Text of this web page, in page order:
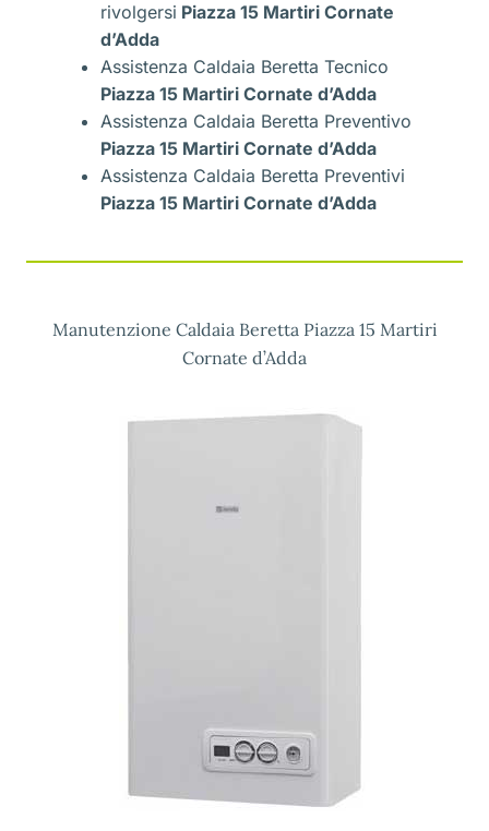
rivolgersi Piazza 15 Martiri Cornate
d’Adda
Assistenza Caldaia Beretta Tecnico
Piazza 15 Martiri Cornate d’Adda
Assistenza Caldaia Beretta Preventivo
Piazza 15 Martiri Cornate d’Adda
Assistenza Caldaia Beretta Preventivi
Piazza 15 Martiri Cornate d’Adda
Manutenzione Caldaia Beretta Piazza 15 Martiri
Cornate d’Adda